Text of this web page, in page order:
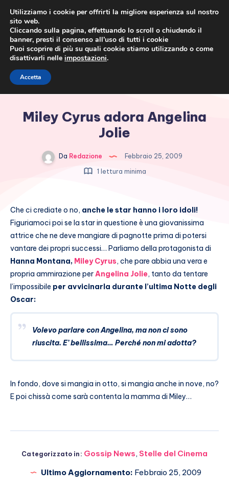
Miley Cyrus adora Angelina
Jolie
Da Redazione
Febbraio 25, 2009
1 lettura minima
Che ci crediate o no, anche le star hanno i loro idoli!
Figuriamoci poi se la star in questione è una giovanissima
attrice che ne deve mangiare di pagnotte prima di potersi
vantare dei propri successi… Parliamo della protagonista di
Hanna Montana, Miley Cyrus, che pare abbia una vera e
propria ammirazione per Angelina Jolie, tanto da tentare
l’impossibile per avvicinarla durante l’ultima Notte degli
Oscar:
Volevo parlare con Angelina, ma non ci sono
riuscita. E’ bellissima… Perché non mi adotta?
In fondo, dove si mangia in otto, si mangia anche in nove, no?
E poi chissà come sarà contenta la mamma di Miley…
Categorizzato in: Gossip News, Stelle del Cinema
Ultimo Aggiornamento: Febbraio 25, 2009
Utilizziamo i cookie per offrirti la migliore esperienza sul nostro
sito web.
Cliccando sulla pagina, effettuando lo scroll o chiudendo il
banner, presti il consenso all’uso di tutti i cookie
Puoi scoprire di più su quali cookie stiamo utilizzando o come
disattivarli nelle impostazioni.
Accetta